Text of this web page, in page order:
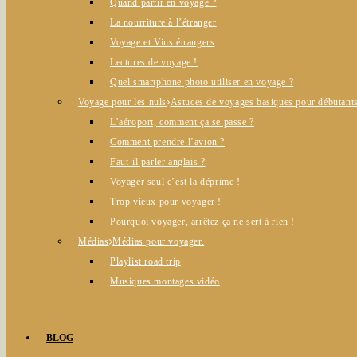
Quand partir en voyage ?
La nourriture à l’étranger
Voyage et Vins étrangers
Lectures de voyage !
Quel smartphone photo utiliser en voyage ?
Voyage pour les nuls Astuces de voyages basiques pour
L’aéroport, comment ça se passe ?
Comment prendre l’avion ?
Faut-il parler anglais ?
Voyager seul c’est la déprime !
Trop vieux pour voyager !
Pourquoi voyager, arrêtez ça ne sert à rien !
Médias Médias pour voyager.
Playlist road trip
Musiques montages vidéo
BLOG